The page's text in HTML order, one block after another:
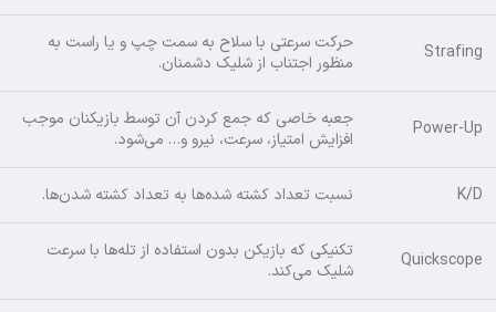
Strafing
حرکت سرعتی با سلاح به سمت چپ و یا راست به
منظور اجتناب از شلیک دشمنان.
Power-Up
جعبه خاصی که جمع کردن آن توسط بازیکنان موجب
افزایش امتیاز، سرعت، نیرو و… می‌شود.
K/D نسبت تعداد کشته شده‌ها به تعداد کشته شدن‌ها.
Quickscope
تکنیکی که بازیکن بدون استفاده از تله‌ها با سرعت
شلیک می‌کند.